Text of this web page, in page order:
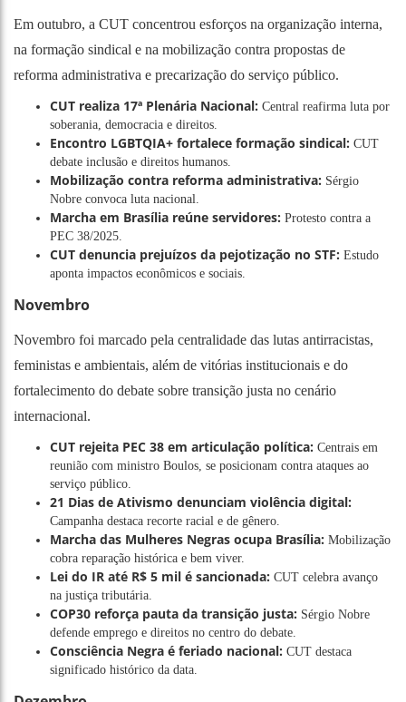
Em outubro, a CUT concentrou esforços na organização interna,
na formação sindical e na mobilização contra propostas de
reforma administrativa e precarização do serviço público.
CUT realiza 17ª Plenária Nacional: Central reafirma luta por
soberania, democracia e direitos.
Encontro LGBTQIA+ fortalece formação sindical: CUT
debate inclusão e direitos humanos.
Mobilização contra reforma administrativa: Sérgio
Nobre convoca luta nacional.
Marcha em Brasília reúne servidores: Protesto contra a
PEC 38/2025.
CUT denuncia prejuízos da pejotização no STF: Estudo
aponta impactos econômicos e sociais.
Novembro
Novembro foi marcado pela centralidade das lutas antirracistas,
feministas e ambientais, além de vitórias institucionais e do
fortalecimento do debate sobre transição justa no cenário
internacional.
CUT rejeita PEC 38 em articulação política: Centrais em
reunião com ministro Boulos, se posicionam contra ataques ao
serviço público.
21 Dias de Ativismo denunciam violência digital:
Campanha destaca recorte racial e de gênero.
Marcha das Mulheres Negras ocupa Brasília: Mobilização
cobra reparação histórica e bem viver.
Lei do IR até R$ 5 mil é sancionada: CUT celebra avanço
na justiça tributária.
COP30 reforça pauta da transição justa: Sérgio Nobre
defende emprego e direitos no centro do debate.
Consciência Negra é feriado nacional: CUT destaca
significado histórico da data.